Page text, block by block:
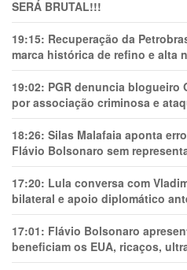
SERÁ BRUTAL!!!
19:15: Recuperação da
marca histórica de refino e alta
19:02: PGR denuncia blogueiro
por associação criminosa e
18:26: Silas Malafaia aponta
Flávio Bolsonaro sem
17:20: Lula conversa com
bilateral e apoio diplomático
17:01: Flávio Bolsonaro
beneficiam os EUA, ricaços,